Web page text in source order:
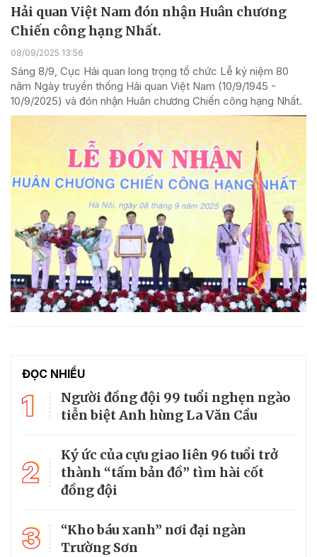
Hải quan Việt Nam đón nhận Huân chương
Chiến công hạng Nhất.
08/09/2025 13:56
Sáng 8/9, Cục Hải quan long trọng tổ chức Lễ kỷ niệm 80
năm Ngày truyền thống Hải quan Việt Nam (10/9/1945 -
10/9/2025) và đón nhận Huân chương Chiến công hạng Nhất.
ĐỌC NHIỀU
1
Người đồng đội 99 tuổi nghẹn ngào
tiễn biệt Anh hùng La Văn Cầu
2
Ký ức của cựu giao liên 96 tuổi trở
thành “tấm bản đồ” tìm hài cốt
đồng đội
3
“Kho báu xanh” nơi đại ngàn
Trường Sơn